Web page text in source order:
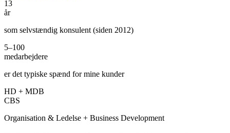
13
år
som selvstændig konsulent (siden 2012)
5–100
medarbejdere
er det typiske spænd for mine kunder
HD + MDB
CBS
Organisation & Ledelse + Business Development